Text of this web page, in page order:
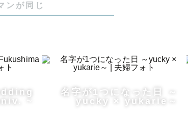
ンが同じ
~
名字が1つになった日 ～
yucky × yukarie～